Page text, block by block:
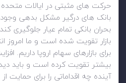
حرکت های مثبتی در ایالات متحده
بانک های درگیر مشکل بدهی وجود
بحران بانکی تمام عیار جلوگیری
بازار تقویت شده است و ما امروز
برای بازارهای سهام اروپا داریم.
بیشتر تقویت کرده است و باید
آینده چه اقداماتی را برای حمایت